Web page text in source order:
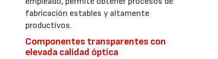
fabricación estables y altamente
productivos.
Componentes transparentes con
elevada calidad óptica